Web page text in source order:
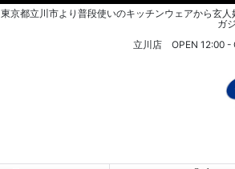
東京都立川市より普段使いのキッチンウェアから玄
ガ
立川店 OPEN 12:00 -